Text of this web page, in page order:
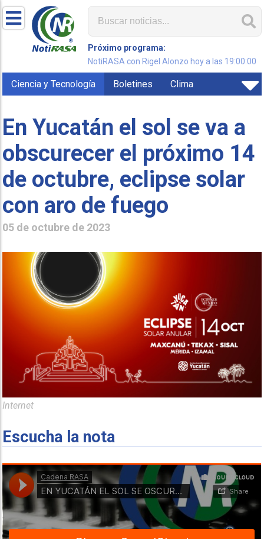
Próximo programa:
NotiRASA con Rigel Alonzo hoy a las 19:00:00
Ciencia y Tecnología Boletines Clima
En Yucatán el sol se va a
obscurecer el próximo 14
de octubre, eclipse solar
con aro de fuego
05 de octubre de 2023
Internet
Escucha la nota